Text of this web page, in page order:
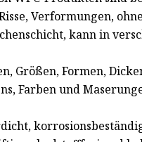
Verformungen,
kann in
Größen, Formen,
Farben und